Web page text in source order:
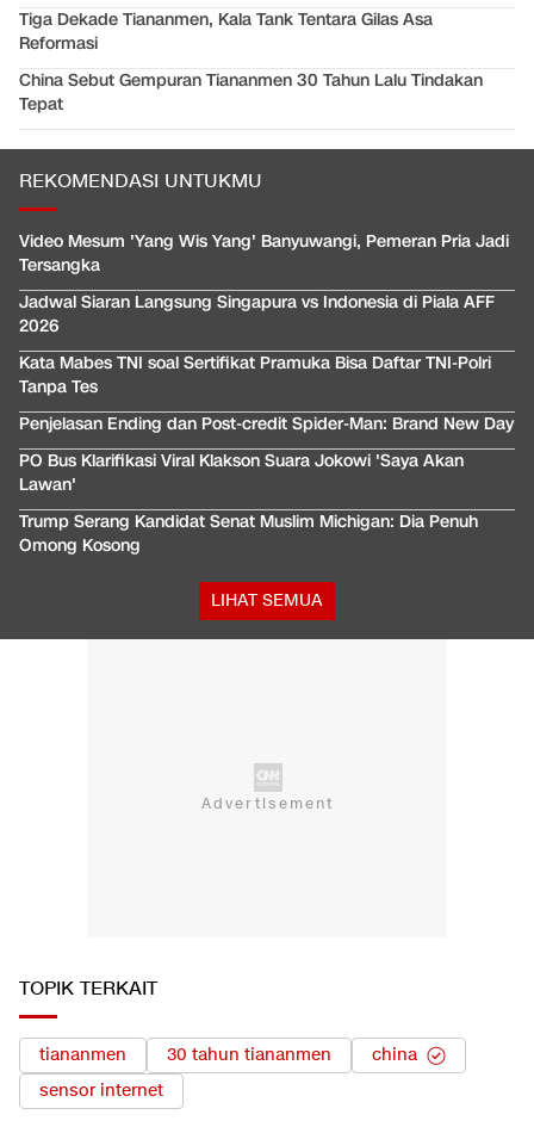
Tiga Dekade Tiananmen, Kala Tank Tentara Gilas Asa
Reformasi
China Sebut Gempuran Tiananmen 30 Tahun Lalu Tindakan
Tepat
REKOMENDASI UNTUKMU
Video Mesum 'Yang Wis Yang' Banyuwangi, Pemeran Pria Jadi
Tersangka
Jadwal Siaran Langsung Singapura vs Indonesia di Piala AFF
2026
Kata Mabes TNI soal Sertifikat Pramuka Bisa Daftar TNI-Polri
Tanpa Tes
Penjelasan Ending dan Post-credit Spider-Man: Brand New Day
PO Bus Klarifikasi Viral Klakson Suara Jokowi 'Saya Akan
Lawan'
Trump Serang Kandidat Senat Muslim Michigan: Dia Penuh
Omong Kosong
LIHAT SEMUA
TOPIK TERKAIT
tiananmen 30 tahun tiananmen
china
sensor internet